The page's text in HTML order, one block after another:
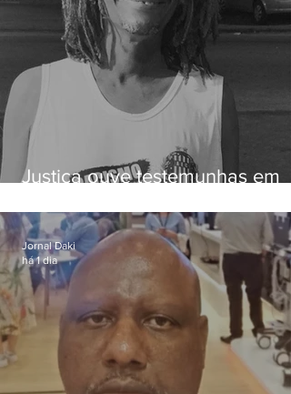
Justiça ouve testemunhas em
dívida de R$ 25
Jornal Daki
há 1 dia